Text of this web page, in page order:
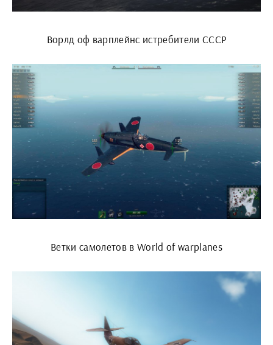
Ворлд оф варплейнс истребители СССР
Ветки самолетов в World of warplanes